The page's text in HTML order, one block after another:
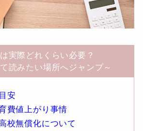
実際どれくらい必要？
読みたい場所へジャンプ～
安
費値上がり事情
校無償化について